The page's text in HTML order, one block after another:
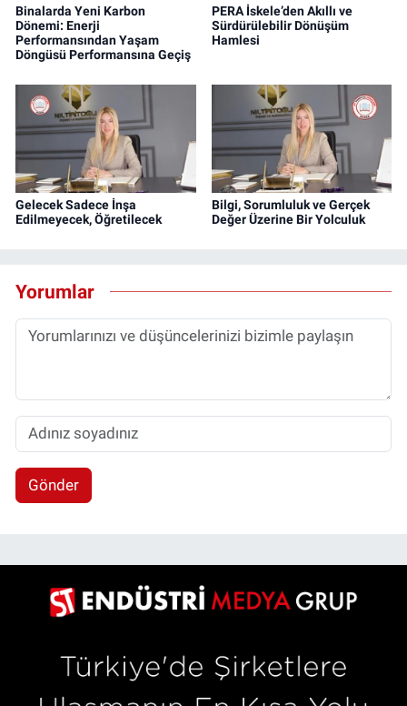
Binalarda Yeni Karbon
Dönemi: Enerji
Performansından Yaşam
Döngüsü Performansına Geçiş
PERA İskele’den Akıllı ve
Sürdürülebilir Dönüşüm
Hamlesi
Gelecek Sadece İnşa
Edilmeyecek, Öğretilecek
Bilgi, Sorumluluk ve Gerçek
Değer Üzerine Bir Yolculuk
Yorumlar
Gönder